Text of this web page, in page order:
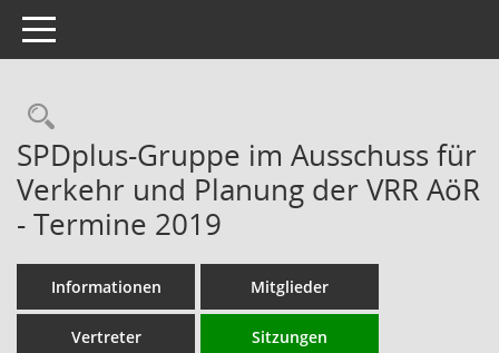
Toggle navigation
Rechercheauswahl
SPDplus-Gruppe im Ausschuss für
Verkehr und Planung der VRR AöR
- Termine 2019
Informationen Mitglieder
Vertreter Sitzungen